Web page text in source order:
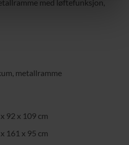
med løftefunksjon,
metallramme
92 x 109 cm
161 x 95 cm